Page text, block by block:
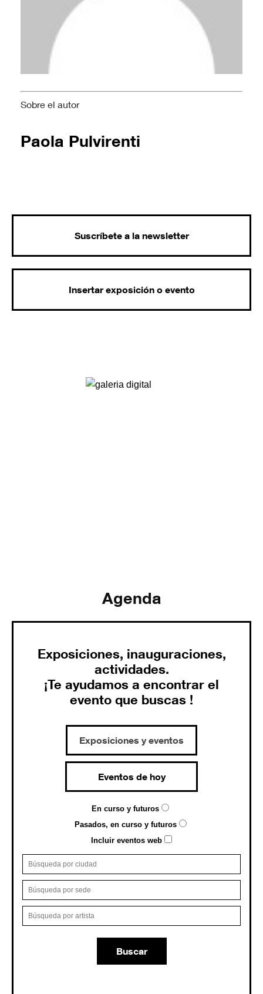
Sobre el autor
Paola Pulvirenti
Suscríbete a la newsletter
Insertar exposición o evento
Agenda
Exposiciones, inauguraciones,
actividades.
¡Te ayudamos a encontrar el
evento que buscas !
Exposiciones y eventos
Eventos de hoy
En curso y futuros
Pasados, en curso y futuros
Incluir eventos web
Buscar